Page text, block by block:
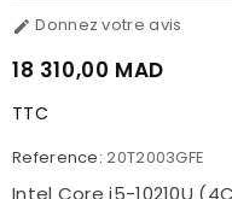
 Donnez votre avis
18 310,00 MAD
TTC
Reference: 20T2003GFE